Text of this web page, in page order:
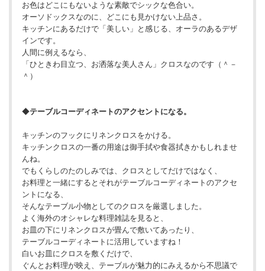
お色はどこにもないような素敵でシックな色合い。
オーソドックスなのに、どこにも見かけない上品さ。
キッチンにあるだけで「美しい」と感じる、オーラのあるデザ
インです。
人間に例えるなら、
「ひときわ目立つ、お洒落な美人さん」クロスなのです（＾－
＾）
◆テーブルコーディネートのアクセントになる。
キッチンのフックにリネンクロスをかける。
キッチンクロスの一番の用途は御手拭や食器拭きかもしれませ
んね。
でもくらしのたのしみでは、クロスとしてだけではなく、
お料理と一緒にするとそれがテーブルコーディネートのアクセ
ントになる、
そんなテーブル小物としてのクロスを厳選しました。
よく海外のオシャレな料理雑誌を見ると、
お皿の下にリネンクロスが畳んで敷いてあったり、
テーブルコーディネートに活用していますね！
白いお皿にクロスを敷くだけで、
ぐんとお料理が映え、テーブルが魅力的にみえるから不思議で